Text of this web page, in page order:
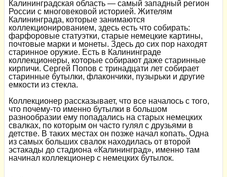
Калининградская область — самый западный регион
России с многовековой историей. Жителям
Калининграда, которые занимаются
коллекционированием, здесь есть что собирать:
фарфоровые статуэтки, старые немецкие картины,
почтовые марки и монеты. Здесь до сих пор находят
старинное оружие. Есть в Калининграде
коллекционеры, которые собирают даже старинные
кирпичи. Сергей Попов с тринадцати лет собирает
старинные бутылки, флакончики, пузырьки и другие
емкости из стекла.
Коллекционер рассказывает, что все началось с того,
что почему-то именно бутылки в большом
разнообразии ему попадались на старых немецких
свалках, по которым он часто гулял с друзьями в
детстве. В таких местах он позже начал копать. Одна
из самых больших свалок находилась от второй
эстакады до стадиона «Калининград», именно там
начинал коллекционер с немецких бутылок.